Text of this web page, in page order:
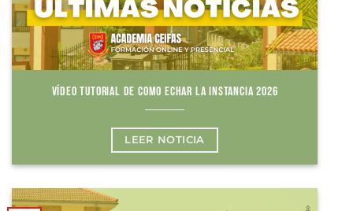
VÍDEO TUTORIAL DE COMO ECHAR LA INSTANCIA 2026
LEER NOTICIA